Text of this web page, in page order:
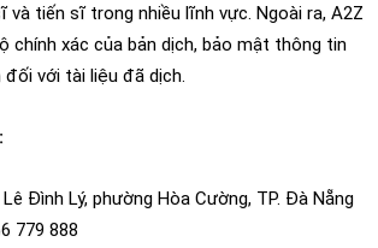
và tiến sĩ trong nhiều lĩnh vực. Ngoài ra, A2Z
chính xác của bản dịch, bảo mật thông tin
với tài liệu đã dịch.
Lê Đình Lý, phường Hòa Cường, TP. Đà Nẵng
779 888